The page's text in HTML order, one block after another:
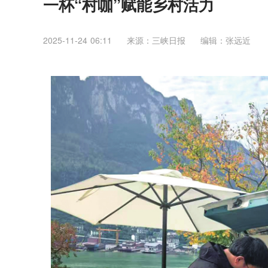
一杯“村咖”赋能乡村活力
2025-11-24 06:11 来源：三峡日报 编辑：张远近